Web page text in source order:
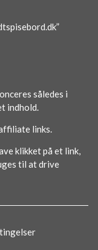
således i
indhold.
links.
klikket på et link,
til at drive